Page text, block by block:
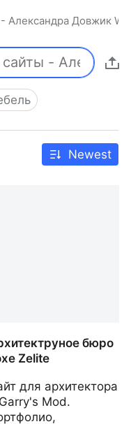
Александра Довжик
Newest
бюро
Zelite
для архитектора
Mod.